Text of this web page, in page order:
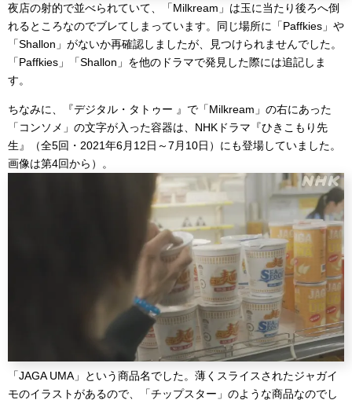
夜店の射的で並べられていて、「Milkream」は玉に当たり後ろへ倒
れるところなのでブレてしまっています。同じ場所に「Paffkies」や
「Shallon」がないか再確認しましたが、見つけられませんでした。
「Paffkies」「Shallon」を他のドラマで発見した際には追記しま
す。
ちなみに、『デジタル・タトゥー 』で「Milkream」の右にあった
「コンソメ」の文字が入った容器は、NHKドラマ『ひきこもり先
生』（全5回・2021年6月12日～7月10日）にも登場していました。
画像は第4回から）。
「JAGA UMA」という商品名でした。薄くスライスされたジャガイ
モのイラストがあるので、「チップスター」のような商品なのでし